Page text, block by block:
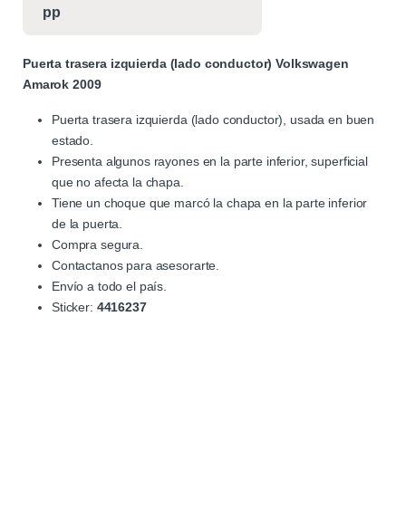
Puerta trasera izquierda (lado conductor) Volkswagen
Amarok 2009
Puerta trasera izquierda (lado conductor), usada en buen
estado.
Presenta algunos rayones en la parte inferior, superficial
que no afecta la chapa.
Tiene un choque que marcó la chapa en la parte inferior
de la puerta.
Compra segura.
Contactanos para asesorarte.
Envío a todo el país.
Sticker: 4416237